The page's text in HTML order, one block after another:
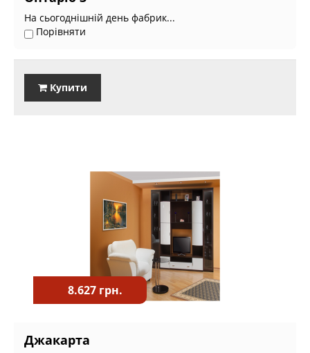
На сьогоднішній день фабрик...
Порівняти
Купити
8.627 грн.
Джакарта